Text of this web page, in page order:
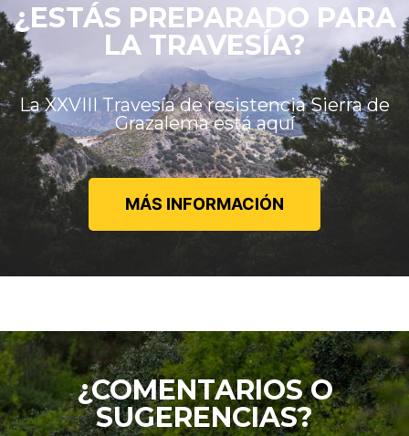
¿ESTÁS PREPARADO PARA
LA TRAVESÍA?
La XXVIII Travesía de resistencia Sierra de
Grazalema está aquí
MÁS INFORMACIÓN
¿COMENTARIOS O
SUGERENCIAS?